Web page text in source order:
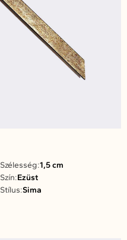
Szélesség:1,5 cm
Szín:Ezüst
Stílus:Sima